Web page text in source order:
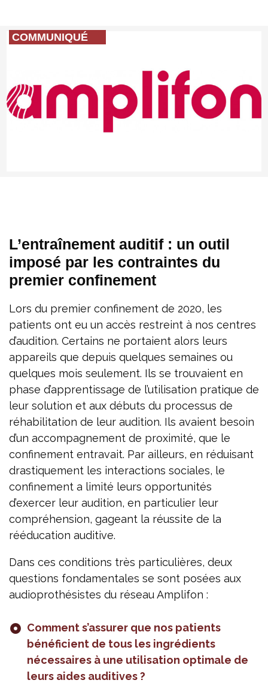
COMMUNIQUÉ
L’entraînement auditif : un outil
imposé par les contraintes du
premier confinement
Lors du premier confinement de 2020, les
patients ont eu un accès restreint à nos centres
d’audition. Certains ne portaient alors leurs
appareils que depuis quelques semaines ou
quelques mois seulement. Ils se trouvaient en
phase d’apprentissage de l’utilisation pratique de
leur solution et aux débuts du processus de
réhabilitation de leur audition. Ils avaient besoin
d’un accompagnement de proximité, que le
confinement entravait. Par ailleurs, en réduisant
drastiquement les interactions sociales, le
confinement a limité leurs opportunités
d’exercer leur audition, en particulier leur
compréhension, gageant la réussite de la
rééducation auditive.
Dans ces conditions très particulières, deux
questions fondamentales se sont posées aux
audioprothésistes du réseau Amplifon :
Comment s’assurer que nos patients
bénéficient de tous les ingrédients
nécessaires à une utilisation optimale de
leurs aides auditives ?